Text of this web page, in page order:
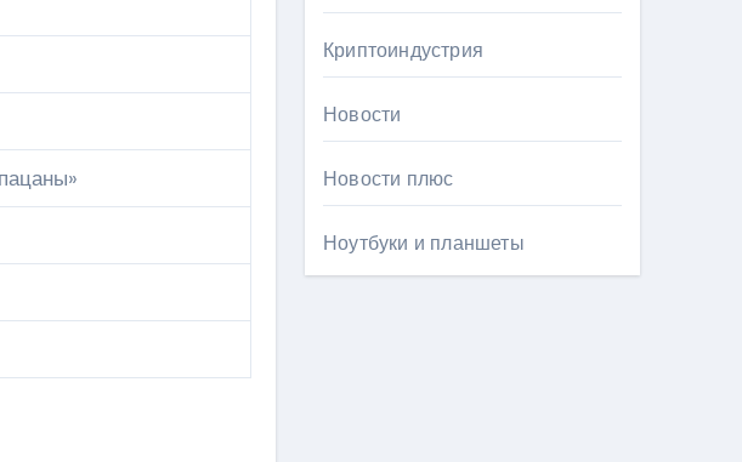
Криптоиндустрия
Новости
Новости плюс
Ноутбуки и планшеты